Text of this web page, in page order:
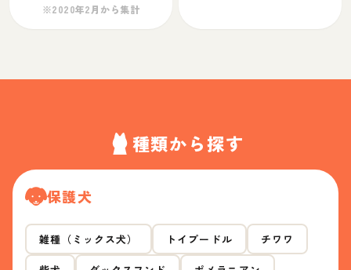
※2020年2月から集計
種類から探す
保護犬
雑種（ミックス犬） トイプードル チワワ